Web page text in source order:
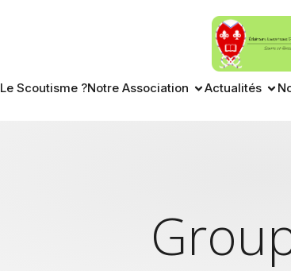
Le Scoutisme ?Notre Association Actualités